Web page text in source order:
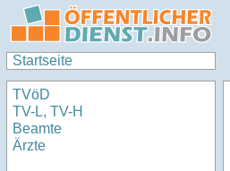
Startseite
TVöD
TV-L, TV-H
Beamte
Ärzte